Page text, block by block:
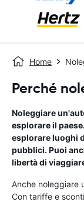
Home
Perché
Noleggiare
esplorare il
esplorare luoghi
pubblici. Puoi
libertà di
Anche noleggiare
Con tariffe e